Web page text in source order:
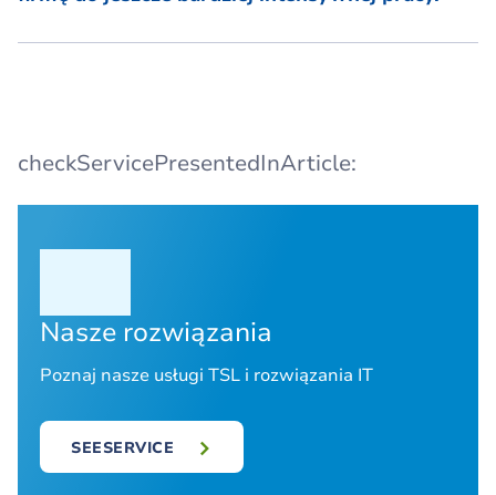
checkServicePresentedInArticle:
Nasze rozwiązania
Poznaj nasze usługi TSL i rozwiązania IT
SEESERVICE